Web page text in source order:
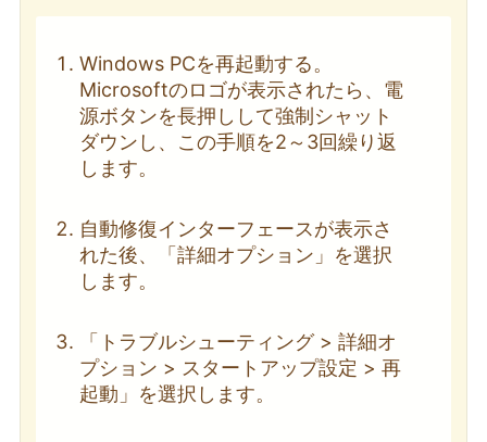
Windows PCを再起動する。
Microsoftのロゴが表示されたら、電
源ボタンを長押しして強制シャット
ダウンし、この手順を2～3回繰り返
します。
自動修復インターフェースが表示さ
れた後、「詳細オプション」を選択
します。
「トラブルシューティング > 詳細オ
プション > スタートアップ設定 > 再
起動」を選択します。